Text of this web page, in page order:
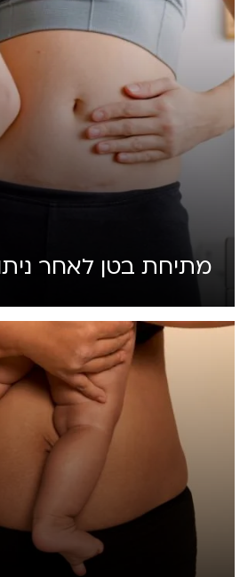
מתיחת בטן לאחר